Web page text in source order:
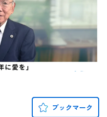
ブックマーク